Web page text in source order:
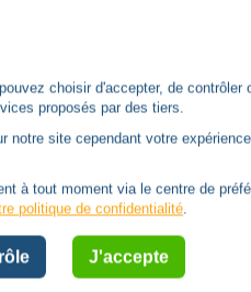
Blanc
Sangle 22mm
choisir d'accepter, de contrôler
proposés par des tiers.
notre site cependant votre
à tout moment via le centre de
politique de confidentialité.
J'accepte